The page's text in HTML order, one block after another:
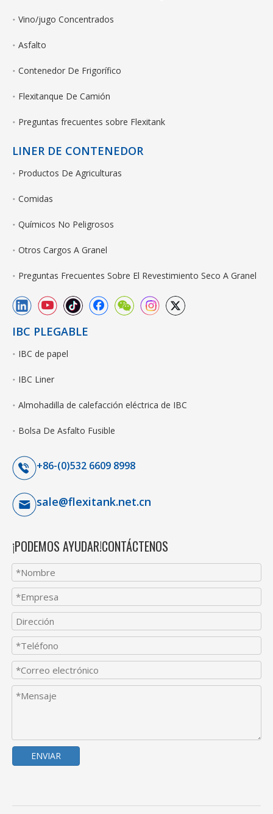
Vino/jugo Concentrados
Asfalto
Contenedor De Frigorífico
Flexitanque De Camión
Preguntas frecuentes sobre Flexitank
LINER DE CONTENEDOR
Productos De Agriculturas
Comidas
Químicos No Peligrosos
Otros Cargos A Granel
Preguntas Frecuentes Sobre El Revestimiento Seco A Granel
IBC PLEGABLE
IBC de papel
IBC Liner
Almohadilla de calefacción eléctrica de IBC
Bolsa De Asfalto Fusible
+86-(0)532 6609 8998
sale@flexitank.net.cn
¡PODEMOS AYUDAR!CONTÁCTENOS
ENVIAR